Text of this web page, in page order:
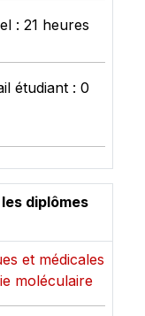
: 21 heures
étudiant : 0
diplômes
et médicales
moléculaire